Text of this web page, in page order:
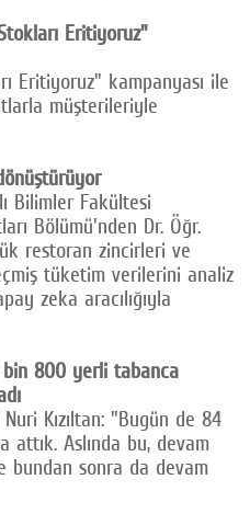
Eritiyoruz"
Eritiyoruz" kampanyası ile
müşterileriyle
Bilimler Fakültesi
Bölümü'nden Dr. Öğr.
restoran zincirleri ve
tüketim verilerini analiz
zeka aracılığıyla
bin 800 yerli tabanca
Kızıltan: "Bugün de 84
Aslında bu, devam
bundan sonra da devam